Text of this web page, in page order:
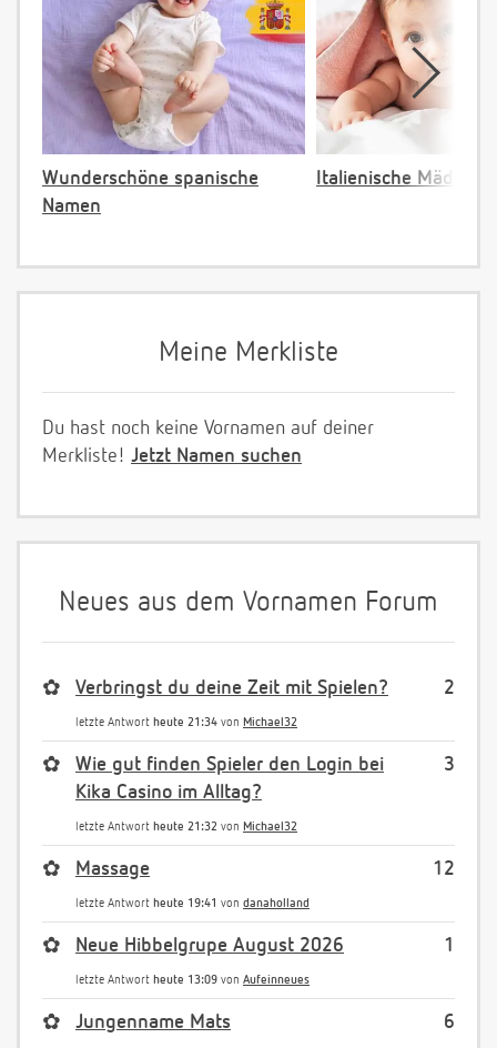
Wunderschöne spanische
Namen
Italienische
Meine Merkliste
Du hast noch keine Vornamen auf deiner
Merkliste! Jetzt Namen suchen
Neues aus dem Vornamen Forum
2
✿ Verbringst du deine Zeit mit Spielen?
letzte Antwort heute 21:34 von Michael32
3
✿
Wie gut finden Spieler den Login bei
Kika Casino im Alltag?
letzte Antwort heute 21:32 von Michael32
12
✿ Massage
letzte Antwort heute 19:41 von danaholland
1
✿ Neue Hibbelgrupe August 2026
letzte Antwort heute 13:09 von Aufeinneues
6
✿ Jungenname Mats